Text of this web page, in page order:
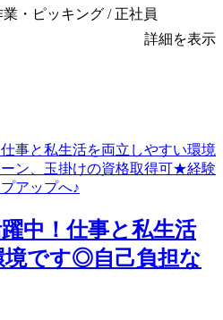
・ピッキング / 正社員
詳細を表示
中！仕事と私生活
境です◎自己負担な